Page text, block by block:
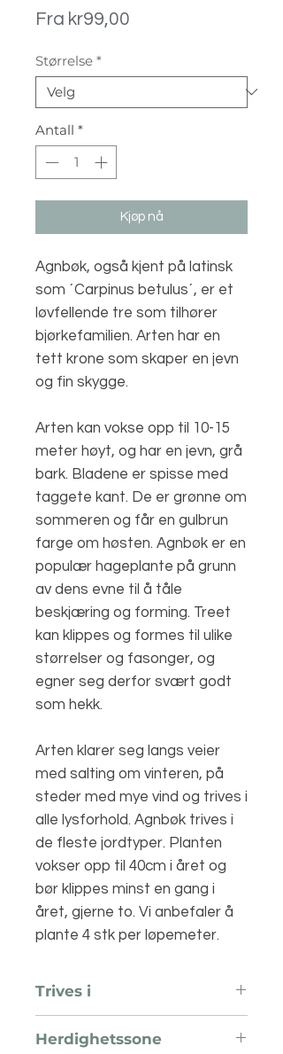
Fra kr99,00
Størrelse *
Antall *
Kjøp nå
Agnbøk, også kjent på latinsk
som ´Carpinus betulus´, er et
løvfellende tre som tilhører
bjørkefamilien. Arten har en
tett krone som skaper en jevn
og fin skygge.
Arten kan vokse opp til 10-15
meter høyt, og har en jevn, grå
bark. Bladene er spisse med
taggete kant. De er grønne om
sommeren og får en gulbrun
farge om høsten. Agnbøk er en
populær hageplante på grunn
av dens evne til å tåle
beskjæring og forming. Treet
kan klippes og formes til ulike
størrelser og fasonger, og
egner seg derfor svært godt
som hekk.
Arten klarer seg langs veier
med salting om vinteren, på
steder med mye vind og trives i
alle lysforhold. Agnbøk trives i
de fleste jordtyper. Planten
vokser opp til 40cm i året og
bør klippes minst en gang i
året, gjerne to. Vi anbefaler å
plante 4 stk per løpemeter.
Trives i
Herdighetssone